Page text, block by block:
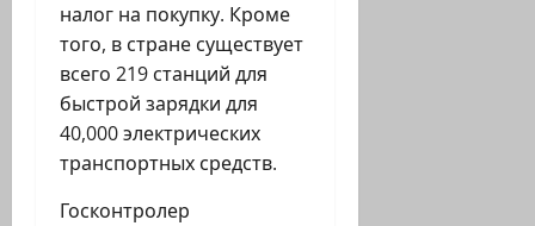
налог на покупку. Кроме
того, в стране существует
всего 219 станций для
быстрой зарядки для
40,000 электрических
транспортных средств.
Госконтролер